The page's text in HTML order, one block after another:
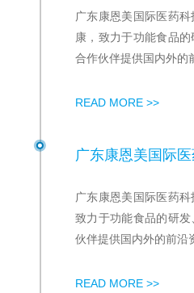
广东康恩美国际医药
康，致力于功能食品
合作伙伴提供国内外的
READ MORE >>
广东康恩美国际
广东康恩美国际医药
致力于功能食品的研
伙伴提供国内外的前沿
READ MORE >>